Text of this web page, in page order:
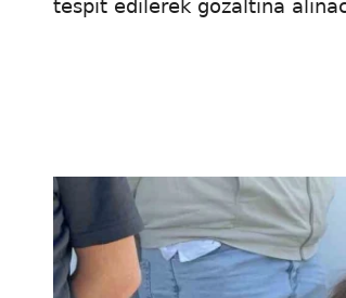
tespit edilerek gözaltına